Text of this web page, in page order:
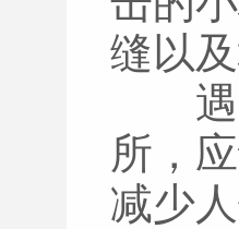
缝以
遇头
所，
减少